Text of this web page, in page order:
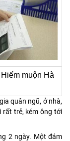
muộn Hà
quân ngũ, ở nhà,
rất trẻ, kém ông tới
2 ngày. Một đám